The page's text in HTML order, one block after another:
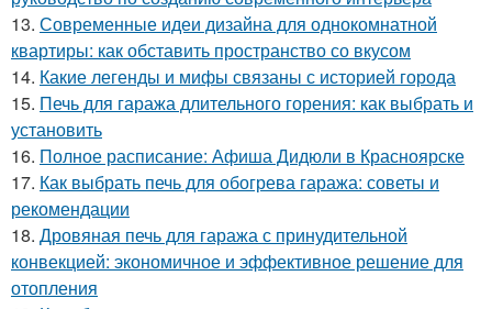
13. Современные идеи дизайна для однокомнатной
квартиры: как обставить пространство со вкусом
14. Какие легенды и мифы связаны с историей города
15. Печь для гаража длительного горения: как выбрать и
установить
16. Полное расписание: Афиша Дидюли в Красноярске
17. Как выбрать печь для обогрева гаража: советы и
рекомендации
18. Дровяная печь для гаража с принудительной
конвекцией: экономичное и эффективное решение для
отопления